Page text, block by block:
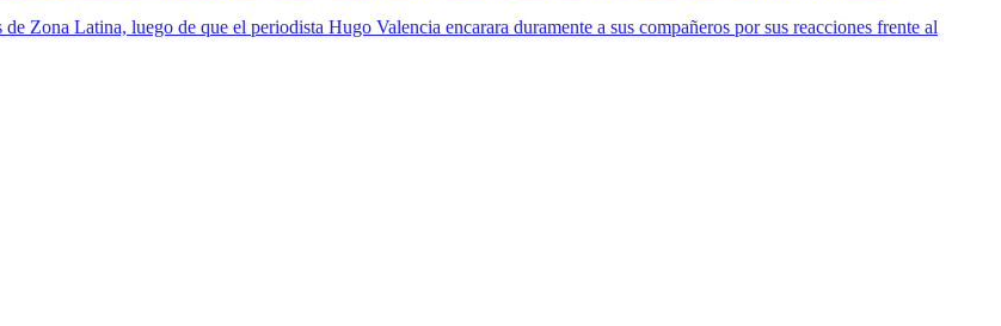
Zona Latina, luego de que el periodista Hugo Valencia encarara duramente a sus compañeros por sus reacciones frente al